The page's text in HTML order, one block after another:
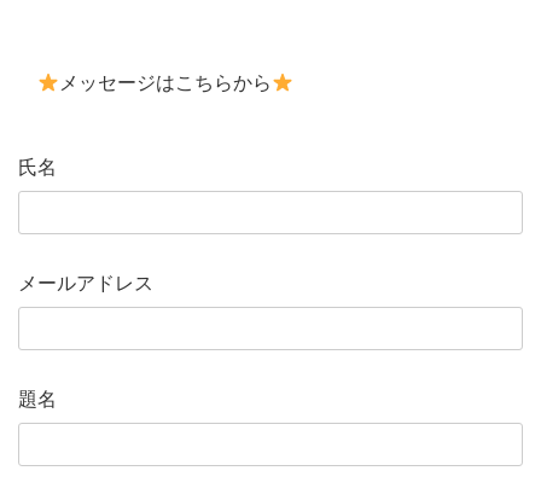
メッセージはこちらから
氏名
メールアドレス
題名